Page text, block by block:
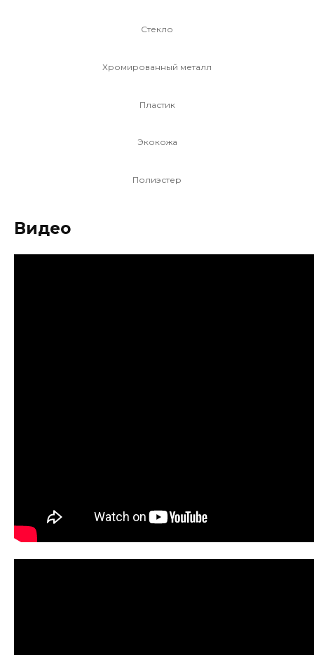
Стекло
Хромированный металл
Пластик
Экокожа
Полиэстер
Видео